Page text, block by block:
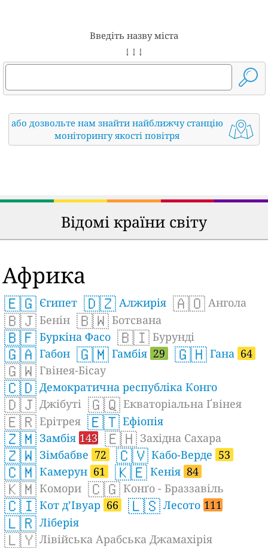
Введіть назву міста
↓ ↓ ↓
або дозвольте нам знайти найближчу станцію
моніторингу якості повітря
Відомі країни світу
Африка
🇪🇬 Єгипет 🇩🇿 Алжирія 🇦🇴 Ангола
🇧🇯 Бенін 🇧🇼 Ботсвана
🇧🇫 Буркіна Фасо 🇧🇮 Бурунді
🇬🇦 Габон 🇬🇲 Гамбія 29 🇬🇭 Гана 64
🇬🇼 Гвінея-Бісау
🇨🇩 Демократична республіка Конго
🇩🇯 Джібуті 🇬🇶 Екваторіальна Ґвінея
🇪🇷 Ерітрея 🇪🇹 Ефіопія
🇿🇲 Замбія 143 🇪🇭 Західна Сахара
🇿🇼 Зімбабве 72 🇨🇻 Кабо-Верде 53
🇨🇲 Камерун 61 🇰🇪 Кенія 84
🇰🇲 Комори 🇨🇬 Конґо - Браззавіль
🇨🇮 Кот д’Івуар 66 🇱🇸 Лесото 111
🇱🇷 Ліберія
🇱🇾 Лівійська Арабська Джамахірія